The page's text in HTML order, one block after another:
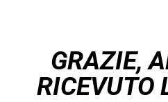
GRAZIE,
RICEVUTO